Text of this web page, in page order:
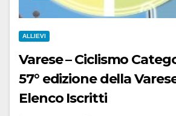
ALLIEVI
Varese – Ciclismo
57° edizione della
Elenco Iscritti